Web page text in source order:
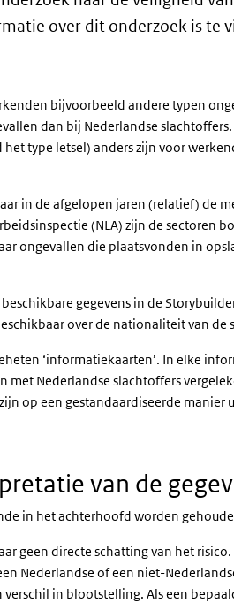
over dit onderzoek is te
bijvoorbeeld andere typen
dan bij Nederlandse
type letsel) anders zijn voor
in de afgelopen jaren (relatief) de
(NLA) zijn de sectoren
ongevallen die plaatsvonden in
gegevens in de
over de nationaliteit van de
‘informatiekaarten’. In elke
Nederlandse slachtoffers
op een gestandaardiseerde manier
van de
in het achterhoofd worden
geen directe schatting van het risico.
Nederlandse of een niet-
in blootstelling. Als een